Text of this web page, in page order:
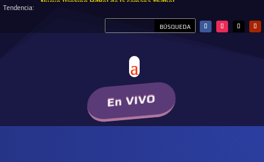
Tendencia:
Nuevo Ranking HitBol de la semana #hitbol
En VIVO